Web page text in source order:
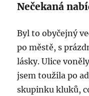
Nečekaná
Byl to obyčejný
po městě, s
lásky. Ulice
jsem toužila po
skupinku kluků,